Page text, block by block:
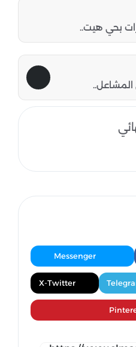
بحي هيت..
Messenger
X-Twitter